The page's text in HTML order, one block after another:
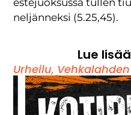
estejuoksussa tullen
neljänneksi (5.25,45).
Lue
Urheilu,